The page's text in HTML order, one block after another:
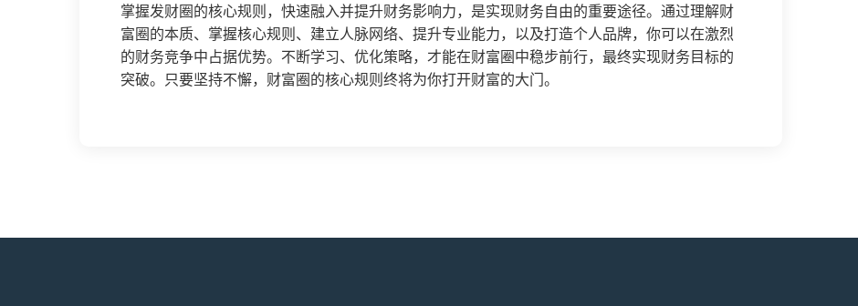
掌握发财圈的核心规则，快速融入并提升财务影响力，是实现财务自由的重要途径。通过理解财
富圈的本质、掌握核心规则、建立人脉网络、提升专业能力，以及打造个人品牌，你可以在激烈
的财务竞争中占据优势。不断学习、优化策略，才能在财富圈中稳步前行，最终实现财务目标的
突破。只要坚持不懈，财富圈的核心规则终将为你打开财富的大门。